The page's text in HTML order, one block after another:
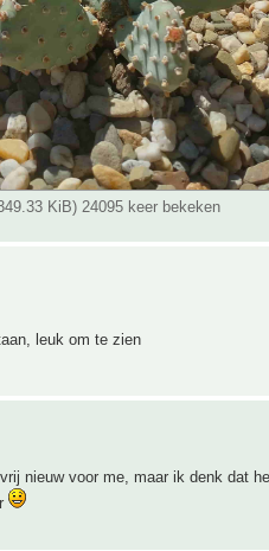
KiB) 24095 keer bekeken
leuk om te zien
nieuw voor me, maar ik denk dat